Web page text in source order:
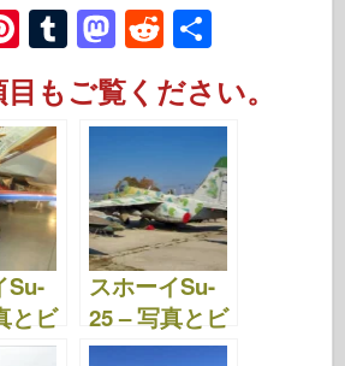
Pi
nt
er
e
st
T
u
m
bl
M
a
st
o
d
o
n
R
e
d
di
t
h
ar
e
もご覧ください。
Su-
とビ
スホーイSu-
25 – 写真とビ
デオ